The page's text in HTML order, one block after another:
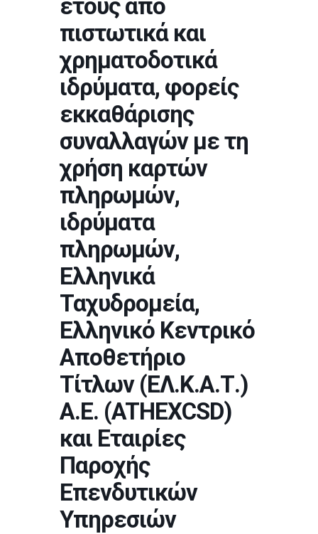
έτους από
πιστωτικά και
χρηματοδοτικά
ιδρύματα, φορείς
εκκαθάρισης
συναλλαγών με τη
χρήση καρτών
πληρωμών,
ιδρύματα
πληρωμών,
Ελληνικά
Ταχυδρομεία,
Ελληνικό Κεντρικό
Αποθετήριο
Τίτλων (ΕΛ.Κ.Α.Τ.)
Α.Ε. (ATHEXCSD)
και Εταιρίες
Παροχής
Επενδυτικών
Υπηρεσιών